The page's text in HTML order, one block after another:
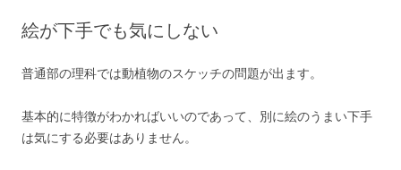
絵が下手でも気にしない
普通部の理科では動植物のスケッチの問題が出ます。
基本的に特徴がわかればいいのであって、別に絵のうまい下手
は気にする必要はありません。